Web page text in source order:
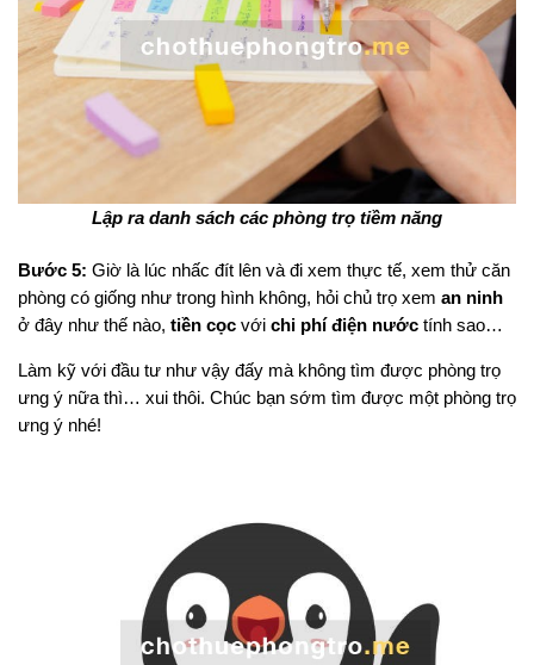
Lập ra danh sách các phòng trọ tiềm năng
Bước 5: Giờ là lúc nhấc đít lên và đi xem thực tế, xem thử căn
phòng có giống như trong hình không, hỏi chủ trọ xem an ninh
ở đây như thế nào, tiền cọc với chi phí điện nước tính sao…
Làm kỹ với đầu tư như vậy đấy mà không tìm được phòng trọ
ưng ý nữa thì… xui thôi. Chúc bạn sớm tìm được một phòng trọ
ưng ý nhé!